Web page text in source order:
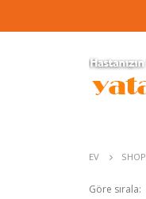
EV SHOP
Göre sırala: